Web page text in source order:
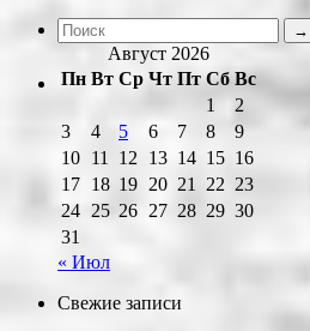
Август 2026
Пн Вт Ср Чт Пт Сб Вс
1
2
3
4 5 6 7 8
9
10 11 12 13 14 15 16
17 18 19 20 21 22 23
24 25 26 27 28 29 30
31
« Июл
Свежие записи